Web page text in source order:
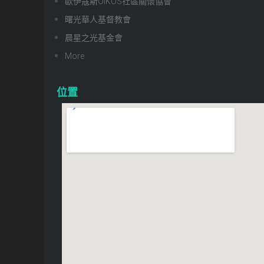
曙光華人基督教會
晨星之光基金會
More
位置